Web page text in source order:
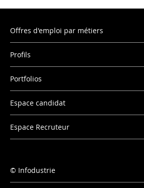
Offres d'emploi par métiers
Profils
Portfolios
Espace candidat
Espace Recruteur
Infodustrie